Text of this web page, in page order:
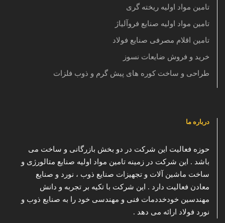
تامین مواد اولیه ریخته گری
تامین مواد اولیه صنایع فروآلیاژ
تامین اقلام مصرفی صنایع فولاد
خرید و فروش ضایعات نسوز
طراحی و ساخت کوره های پیش گرم و ذوب فلزات
درباره ما
حوزه فعالیت این شرکت در دو بخش بازرگانی و ساخت می
باشد . این شرکت در زمینه تامین مواد اولیه صنایع متالورژی و
ساخت ماشین آلات و تجهیزات صنایع ذوب ، نورد و صنایع
معادن فعالیت دارد . این شرکت با تکیه بر تجربه و دانش
مهندسین خودخددمات فنی و مهندسی خود را به صنایع ذوب و
نورد فولاد ارائه می دهد .